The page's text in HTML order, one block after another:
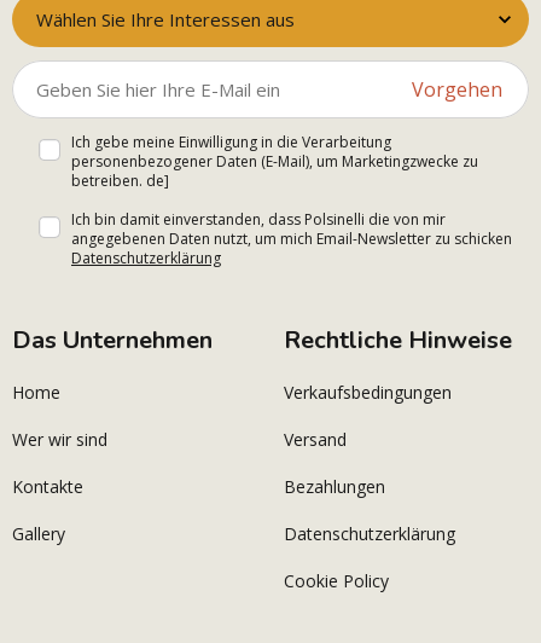
Wählen Sie Ihre Interessen aus
Vorgehen
Ich gebe meine Einwilligung in die Verarbeitung
personenbezogener Daten (E-Mail), um Marketingzwecke zu
betreiben. de]
Ich bin damit einverstanden, dass Polsinelli die von mir
angegebenen Daten nutzt, um mich Email-Newsletter zu schicken
Datenschutzerklärung
Das Unternehmen
Home
Wer wir sind
Kontakte
Gallery
Rechtliche Hinweise
Verkaufsbedingungen
Versand
Bezahlungen
Datenschutzerklärung
Cookie Policy